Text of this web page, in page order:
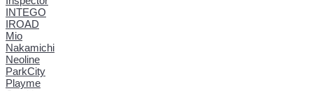
INTEGO
IROAD
Mio
Nakamichi
Neoline
ParkCity
Playme